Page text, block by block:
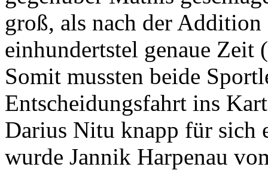
groß, als nach der
einhundertstel genaue
Somit mussten beide
Entscheidungsfahrt ins
Darius Nitu knapp für sich
wurde Jannik Harpenau